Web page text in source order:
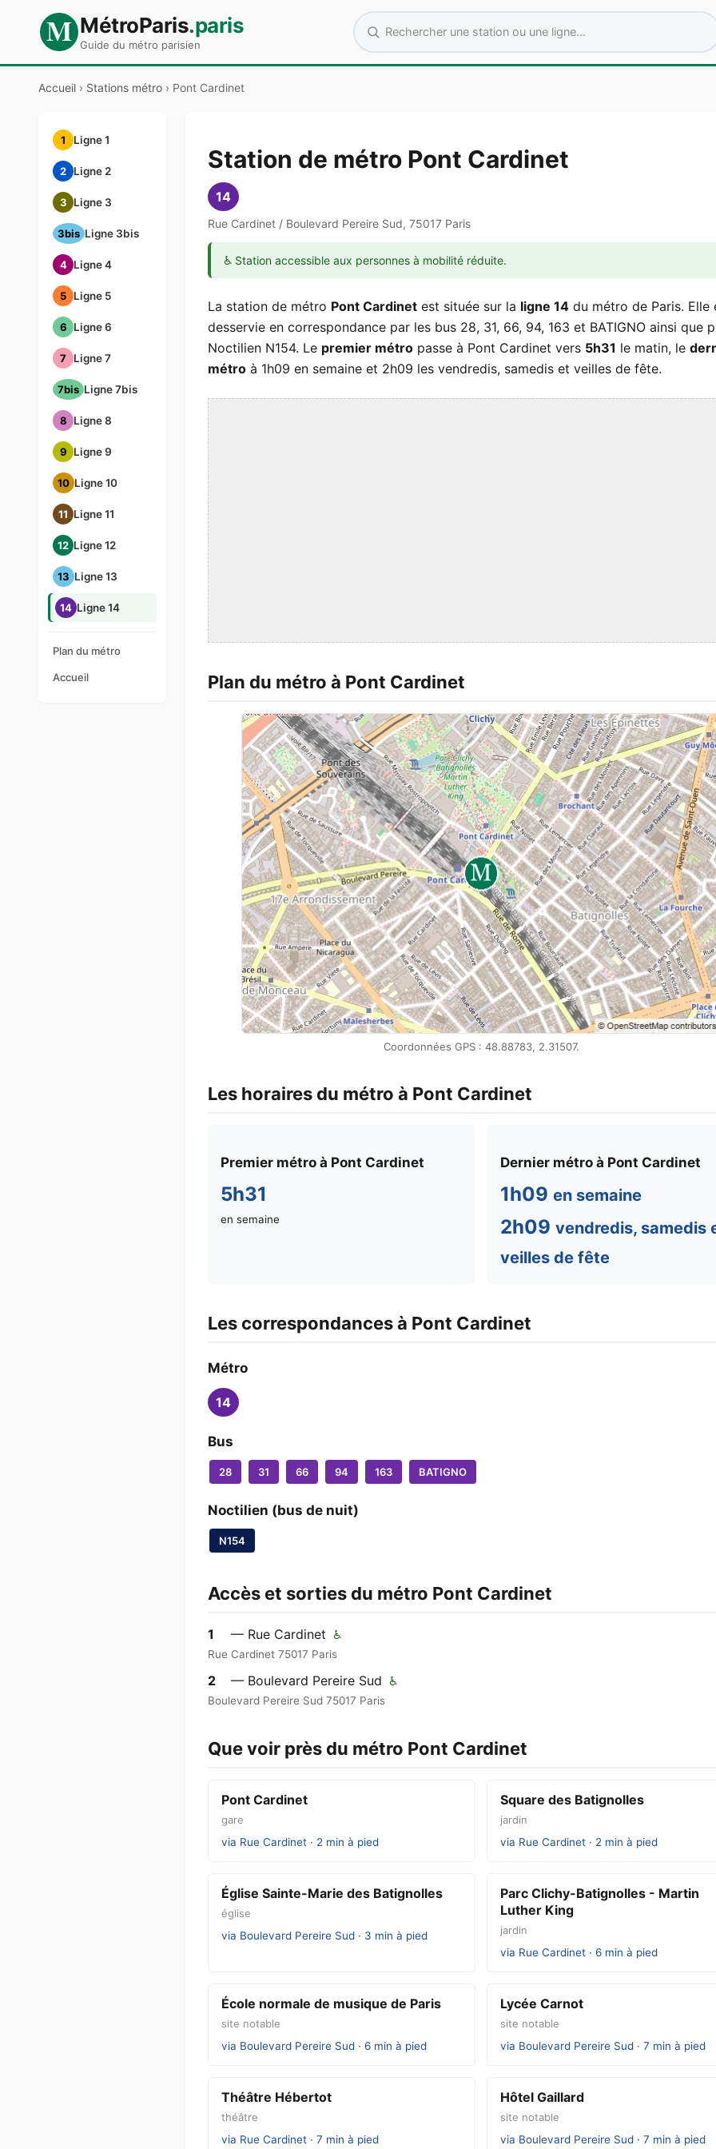
M MétroParis.paris
Guide du métro parisien Rechercher une station ou une ligne
Accueil › Stations métro › Pont Cardinet
1 Ligne 1
2 Ligne 2
3 Ligne 3
3bis Ligne 3bis
4 Ligne 4
5 Ligne 5
6 Ligne 6
7 Ligne 7
7bis Ligne 7bis
8 Ligne 8
9 Ligne 9
10 Ligne 10
11 Ligne 11
12 Ligne 12
13 Ligne 13
14 Ligne 14
Plan du métro
Accueil
Station de métro Pont Cardinet
14
Rue Cardinet / Boulevard Pereire Sud, 75017 Paris
♿ Station accessible aux personnes à mobilité réduite.
La station de métro Pont Cardinet est située sur la ligne 14 du métro de Paris. Elle
desservie en correspondance par les bus 28, 31, 66, 94, 163 et BATIGNO ainsi que
Noctilien N154. Le premier métro passe à Pont Cardinet vers 5h31 le matin, le
métro à 1h09 en semaine et 2h09 les vendredis, samedis et veilles de fête.
Plan du métro à Pont Cardinet
Coordonnées GPS : 48.88783, 2.31507.
Les horaires du métro à Pont Cardinet
Premier métro à Pont Cardinet
5h31
en semaine
Dernier métro à Pont Cardinet
1h09 en semaine
2h09 vendredis, samedis
veilles de fête
Les correspondances à Pont Cardinet
Métro
14
Bus
28 31 66 94 163 BATIGNO
Noctilien (bus de nuit)
N154
Accès et sorties du métro Pont Cardinet
1 — Rue Cardinet ♿
Rue Cardinet 75017 Paris
2 — Boulevard Pereire Sud ♿
Boulevard Pereire Sud 75017 Paris
Que voir près du métro Pont Cardinet
Pont Cardinet
gare
via Rue Cardinet · 2 min à pied
Square des Batignolles
jardin
via Rue Cardinet · 2 min à pied
Église Sainte-Marie des Batignolles
église
via Boulevard Pereire Sud · 3 min à pied
Parc Clichy-Batignolles - Martin
Luther King
jardin
via Rue Cardinet · 6 min à pied
École normale de musique de Paris
site notable
via Boulevard Pereire Sud · 6 min à pied
Lycée Carnot
site notable
via Boulevard Pereire Sud · 7 min à pied
Théâtre Hébertot
théâtre
via Rue Cardinet · 7 min à pied
Hôtel Gaillard
site notable
via Boulevard Pereire Sud · 7 min à pied